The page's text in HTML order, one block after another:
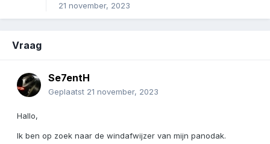
21 november, 2023
Vraag
Se7entH
Geplaatst 21 november, 2023
Hallo,
Ik ben op zoek naar de windafwijzer van mijn panodak.